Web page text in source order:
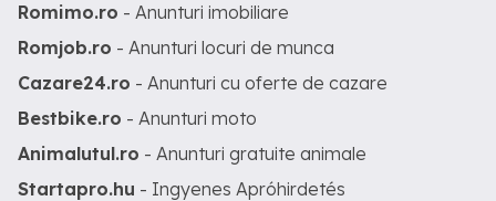
Romimo.ro - Anunturi imobiliare
Romjob.ro - Anunturi locuri de munca
Cazare24.ro - Anunturi cu oferte de cazare
Bestbike.ro - Anunturi moto
Animalutul.ro - Anunturi gratuite animale
Startapro.hu - Ingyenes Apróhirdetés